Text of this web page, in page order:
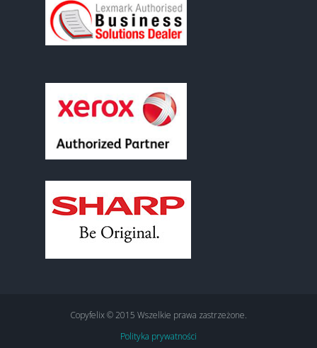
Copyfelix © 2015 Wszelkie prawa zastrzeżone.
Polityka prywatności